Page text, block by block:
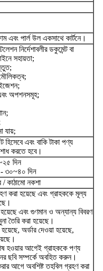
এবং পার্ল উল একসাথে কার্টনে।
নির্দেশাবলীর ডকুমেন্ট বা
সহায়তা;
অপশনসমূহ;
যায়;
হিসেবে এবং বাকি টাকা পণ্য
করতে হবে।
দিন
- ৩০~৪০ দিন
কাঠামো নকশা
করা হয়েছে এবং গ্রাহককে মূল্য
এবং গুণমান ও অন্যান্য বিবরণ
তৈরি করা হয়েছে।
অর্ডার দেওয়া হয়েছে,
হওয়ার আগেই গ্রাহককে পণ্য
ছবি সম্পর্কে অবহিত করুন।
আগে অবশিষ্ট তহবিল গ্রহণ করা